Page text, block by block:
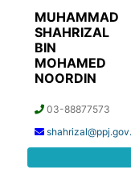
MUHAMMAD
SHAHRIZAL
BIN
MOHAMED
NOORDIN
03-88877573